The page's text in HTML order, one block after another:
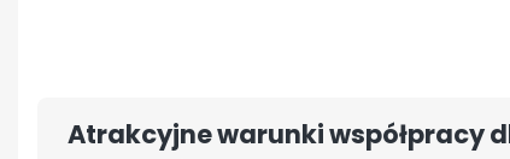
Atrakcyjne warunki współpracy